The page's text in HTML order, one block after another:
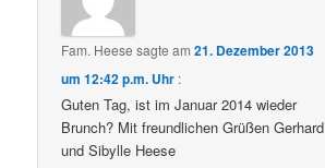
Fam. Heese sagte am21. Dezember 2013
um 12:42 p.m. Uhr :
Guten Tag, ist im Januar 2014 wieder
Brunch? Mit freundlichen Grüßen Gerhard
und Sibylle Heese